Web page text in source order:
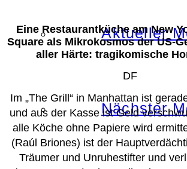
Aktueller
Nächster
Eine Restaurantküche am New
Square als Mikrokosmos der US-
aller Härte: tragikomische
DF
Im „The Grill“ in Manhattan ist
und aus der Kasse ist Geld
alle Köche ohne Papiere wird
(Raúl Briones) ist der
Träumer und Unruhestifter und